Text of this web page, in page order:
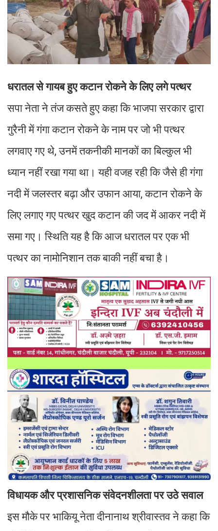
धरातल से गायब हुए कटान रोकने के लिए लगे पत्थर
सपा नेता ने तंज कसते हुए कहा कि भाजपा सरकार द्वारा
गुरैनी में गंगा कटान रोकने के नाम पर जो भी पत्थर
लगवाए गए थे, उनमें तकनीकी मानकों का बिल्कुल भी
ध्यान नहीं रखा गया था। यही वजह रही कि जैसे ही गंगा
नदी में जलस्तर बढ़ा और उफान आया, कटान रोकने के
लिए लगाए गए पत्थर खुद कटान की जद में आकर नदी में
समा गए। स्थिति यह है कि आज धरातल पर एक भी
पत्थर का नामोनिशान तक बाकी नहीं बचा है।
विधायक और प्रशासनिक संवेदनशीलता पर उठे सवाल
इस मौके पर भाकियू नेता दीनानाथ श्रीवास्तव ने कहा कि